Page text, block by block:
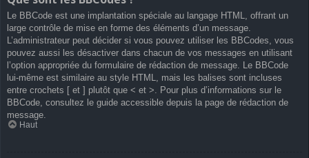
Le BBCode est une implantation spéciale au langage HTML, offrant un
large contrôle de mise en forme des éléments d’un message.
L’administrateur peut décider si vous pouvez utiliser les BBCodes, vous
pouvez aussi les désactiver dans chacun de vos messages en utilisant
l’option appropriée du formulaire de rédaction de message. Le BBCode
lui-même est similaire au style HTML, mais les balises sont incluses
entre crochets [ et ] plutôt que < et >. Pour plus d’informations sur le
BBCode, consultez le guide accessible depuis la page de rédaction de
message.
Haut